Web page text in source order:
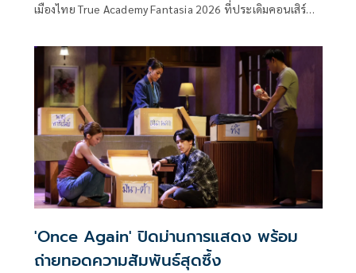
เมืองไทย True Academy Fantasia 2026 ที่ประเดิมคอนเสิร์ต
ฝันของเหล่านักล่าฝันทั้ง 12 คน แต่ขึ้นชื่อว่าเวที AF ความตื่น
เต้นเข้มข้นก็มากกว่าที่คิด
'Once Again' ปิดม่านการแสดง พร้อม
ถ่ายทอดความสัมพันธ์สุดซึ้ง